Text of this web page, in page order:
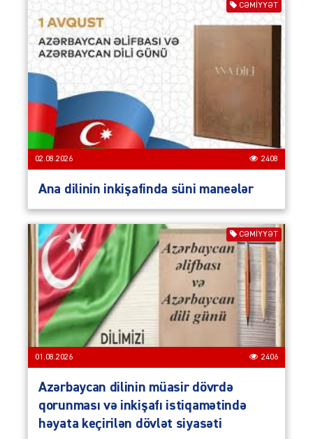
CƏMIYYƏT
02.08.2026 2408
Ana dilinin inkişafinda süni maneələr
CƏMIYYƏT
01.08.2026 2406
Azərbaycan dilinin müasir dövrdə
qorunması və inkişafı istiqamətində
həyata keçirilən dövlət siyasəti